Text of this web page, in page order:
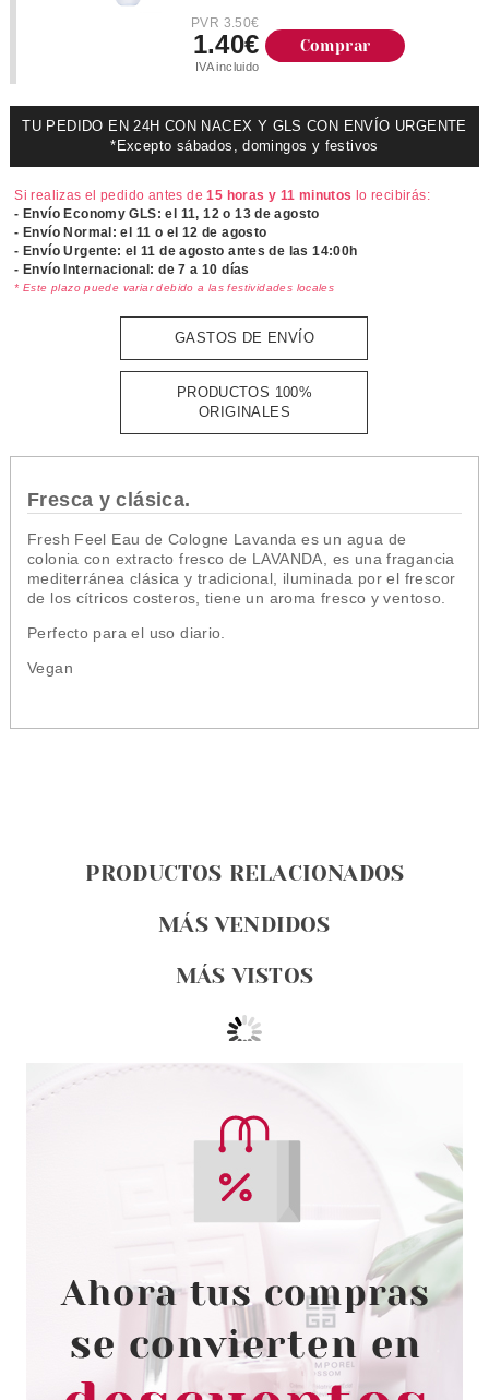
PVR 3.50€
1.40€
IVA incluido
Comprar
TU PEDIDO EN 24H CON NACEX Y GLS CON ENVÍO URGENTE
*Excepto sábados, domingos y festivos
Si realizas el pedido antes de15 horas y 11 minutos lo recibirás:
- Envío Economy GLS: el 11, 12 o 13 de agosto
- Envío Normal: el 11 o el 12 de agosto
- Envío Urgente: el11 de agosto antes de las 14:00h
- Envío Internacional: de 7 a 10 días
* Este plazo puede variar debido a las festividades locales
GASTOS DE ENVÍO
PRODUCTOS 100%
ORIGINALES
Fresca y clásica.
Fresh Feel Eau de Cologne Lavanda es un agua de
colonia con extracto fresco de LAVANDA, es una fragancia
mediterránea clásica y tradicional, iluminada por el frescor
de los cítricos costeros, tiene un aroma fresco y ventoso.
Perfecto para el uso diario.
Vegan
PRODUCTOS RELACIONADOS
MÁS VENDIDOS
MÁS VISTOS
FRESH FEEL
FRESH FEEL EAU DE COLONGE
ROYAL 750 ML
Pvr 3.50€ desde